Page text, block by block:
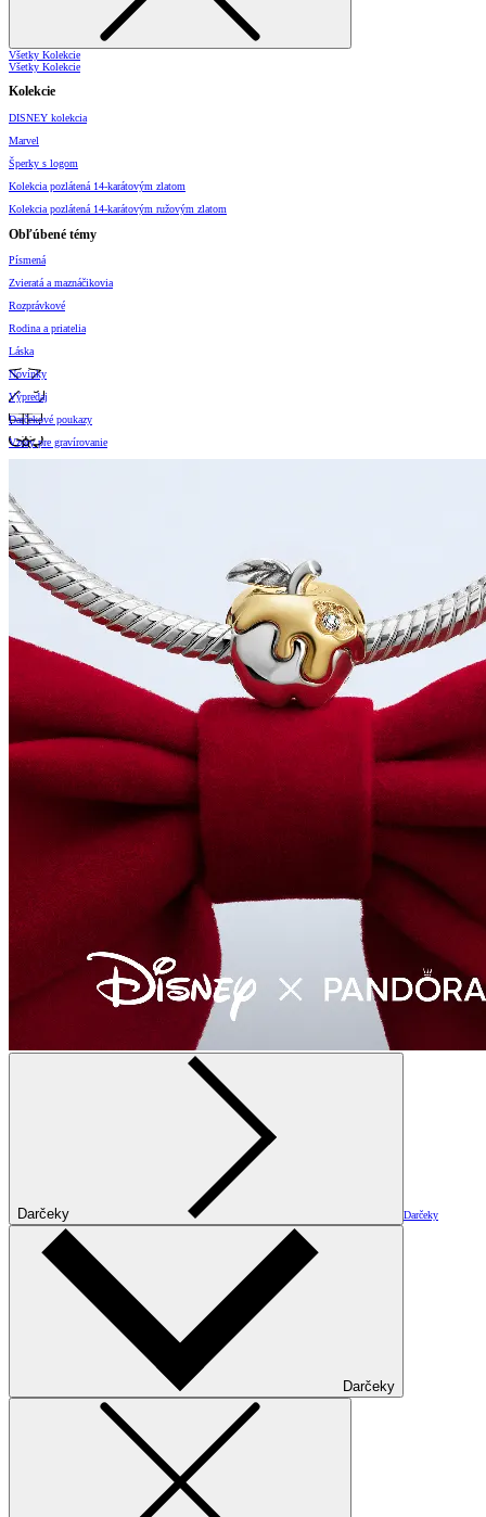
Všetky Kolekcie
Všetky Kolekcie
Kolekcie
DISNEY kolekcia
Marvel
Šperky s logom
Kolekcia pozlátená 14-karátovým zlatom
Kolekcia pozlátená 14-karátovým ružovým zlatom
Obľúbené témy
Písmená
Zvieratá a maznáčikovia
Rozprávkové
Rodina a priatelia
Láska
Novinky
Výpredaj
Darčekové poukazy
Vzory pre gravírovanie
Darčeky Darčeky
Darčeky